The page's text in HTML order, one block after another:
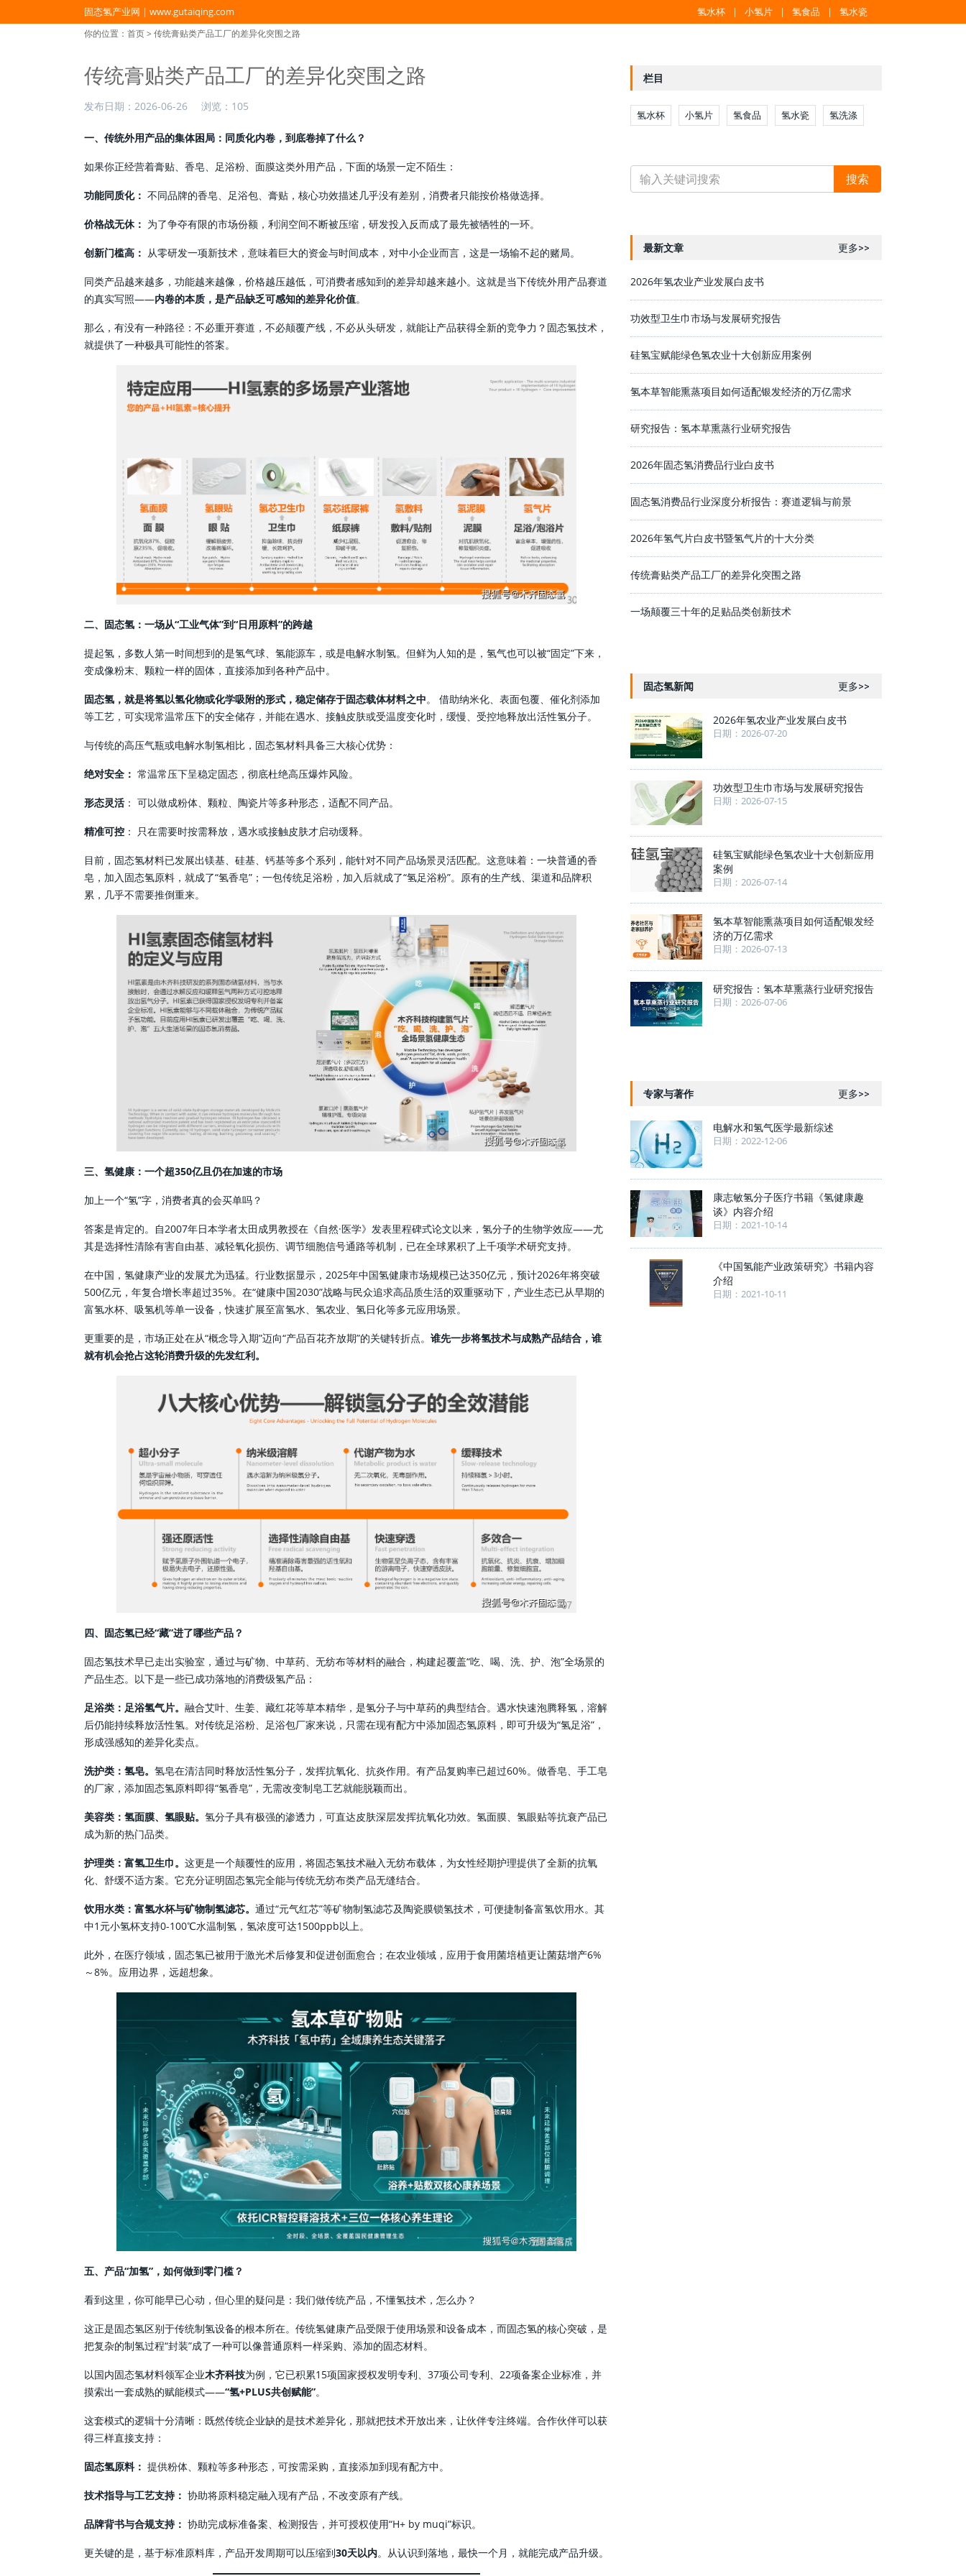
固态氢产业网 | www.gutaiqing.com 氢水杯 小氢片 氢食品 氢水瓷
你的位置： 首页> 传统膏贴类产品工厂的差异化突围之路
传统膏贴类产品工厂的差异化突围之路
发布日期： 2026-06-26 浏览： 105
一、传统外用产品的集体困局：同质化内卷，到底卷掉了什么？
如果你正经营着膏贴、香皂、足浴粉、面膜这类外用产品，下面的场景一定不陌生：
功能同质化： 不同品牌的香皂、足浴包、膏贴，核心功效描述几乎没有差别，消费者只能按价格做选择。
价格战无休： 为了争夺有限的市场份额，利润空间不断被压缩，研发投入反而成了最先被牺牲的一环。
创新门槛高： 从零研发一项新技术，意味着巨大的资金与时间成本，对中小企业而言，这是一场输不起的赌局。
同类产品越来越多，功能越来越像，价格越压越低，可消费者感知到的差异却越来越小。这就是当下传统外用产品赛道
的真实写照——内卷的本质，是产品缺乏可感知的差异化价值。
那么，有没有一种路径：不必重开赛道，不必颠覆产线，不必从头研发，就能让产品获得全新的竞争力？固态氢技术，
就提供了一种极具可能性的答案。
二、固态氢：一场从“工业气体”到“日用原料”的跨越
提起氢，多数人第一时间想到的是氢气球、氢能源车，或是电解水制氢。但鲜为人知的是，氢气也可以被“固定”下来，
变成像粉末、颗粒一样的固体，直接添加到各种产品中。
固态氢，就是将氢以氢化物或化学吸附的形式，稳定储存于固态载体材料之中。 借助纳米化、表面包覆、催化剂添加
等工艺，可实现常温常压下的安全储存，并能在遇水、接触皮肤或受温度变化时，缓慢、受控地释放出活性氢分子。
与传统的高压气瓶或电解水制氢相比，固态氢材料具备三大核心优势：
绝对安全： 常温常压下呈稳定固态，彻底杜绝高压爆炸风险。
形态灵活： 可以做成粉体、颗粒、陶瓷片等多种形态，适配不同产品。
精准可控 ： 只在需要时按需释放，遇水或接触皮肤才启动缓释。
目前，固态氢材料已发展出镁基、硅基、钙基等多个系列，能针对不同产品场景灵活匹配。这意味着：一块普通的香
皂，加入固态氢原料，就成了“氢香皂”；一包传统足浴粉，加入后就成了“氢足浴粉”。原有的生产线、渠道和品牌积
累，几乎不需要推倒重来。
三、氢健康：一个超350亿且仍在加速的市场
加上一个“氢”字，消费者真的会买单吗？
答案是肯定的。自2007年日本学者太田成男教授在《自然·医学》发表里程碑式论文以来，氢分子的生物学效应——尤
其是选择性清除有害自由基、减轻氧化损伤、调节细胞信号通路等机制，已在全球累积了上千项学术研究支持。
在中国，氢健康产业的发展尤为迅猛。行业数据显示，2025年中国氢健康市场规模已达350亿元，预计2026年将突破
500亿元，年复合增长率超过35%。在“健康中国2030”战略与民众追求高品质生活的双重驱动下，产业生态已从早期的
富氢水杯、吸氢机等单一设备，快速扩展至富氢水、氢农业、氢日化等多元应用场景。
更重要的是，市场正处在从“概念导入期”迈向“产品百花齐放期”的关键转折点。 谁先一步将氢技术与成熟产品结合，谁
就有机会抢占这轮消费升级的先发红利。
四、固态氢已经“藏”进了哪些产品？
固态氢技术早已走出实验室，通过与矿物、中草药、无纺布等材料的融合，构建起覆盖“吃、喝、洗、护、泡”全场景的
产品生态。以下是一些已成功落地的消费级氢产品：
足浴类：足浴氢气片。 融合艾叶、生姜、藏红花等草本精华，是氢分子与中草药的典型结合。遇水快速泡腾释氢，溶解
后仍能持续释放活性氢。对传统足浴粉、足浴包厂家来说，只需在现有配方中添加固态氢原料，即可升级为“氢足浴”，
形成强感知的差异化卖点。
洗护类：氢皂。 氢皂在清洁同时释放活性氢分子，发挥抗氧化、抗炎作用。有产品复购率已超过60%。做香皂、手工皂
的厂家，添加固态氢原料即得“氢香皂”，无需改变制皂工艺就能脱颖而出。
美容类：氢面膜、氢眼贴。 氢分子具有极强的渗透力，可直达皮肤深层发挥抗氧化功效。氢面膜、氢眼贴等抗衰产品已
成为新的热门品类。
护理类：富氢卫生巾。 这更是一个颠覆性的应用，将固态氢技术融入无纺布载体，为女性经期护理提供了全新的抗氧
化、舒缓不适方案。它充分证明固态氢完全能与传统无纺布类产品无缝结合。
饮用水类：富氢水杯与矿物制氢滤芯。 通过“元气红芯”等矿物制氢滤芯及陶瓷膜锁氢技术，可便捷制备富氢饮用水。其
中1元小氢杯支持0-100℃水温制氢，氢浓度可达1500ppb以上。
此外，在医疗领域，固态氢已被用于激光术后修复和促进创面愈合；在农业领域，应用于食用菌培植更让菌菇增产6%
～8%。应用边界，远超想象。
五、产品“加氢”，如何做到零门槛？
看到这里，你可能早已心动，但心里的疑问是：我们做传统产品，不懂氢技术，怎么办？
这正是固态氢区别于传统制氢设备的根本所在。传统氢健康产品受限于使用场景和设备成本，而固态氢的核心突破，是
把复杂的制氢过程“封装”成了一种可以像普通原料一样采购、添加的固态材料。
以国内固态氢材料领军企业木齐科技为例，它已积累15项国家授权发明专利、37项公司专利、22项备案企业标准，并
摸索出一套成熟的赋能模式——“氢+PLUS共创赋能”。
这套模式的逻辑十分清晰：既然传统企业缺的是技术差异化，那就把技术开放出来，让伙伴专注终端。合作伙伴可以获
得三样直接支持：
固态氢原料： 提供粉体、颗粒等多种形态，可按需采购，直接添加到现有配方中。
技术指导与工艺支持： 协助将原料稳定融入现有产品，不改变原有产线。
品牌背书与合规支持： 协助完成标准备案、检测报告，并可授权使用“H+ by muqi”标识。
更关键的是，基于标准原料库，产品开发周期可以压缩到30天以内。从认识到落地，最快一个月，就能完成产品升级。
栏目
氢水杯 小氢片 氢食品 氢水瓷 氢洗涤
最新文章 更多>>
2026年氢农业产业发展白皮书
功效型卫生巾市场与发展研究报告
硅氢宝赋能绿色氢农业十大创新应用案例
氢本草智能熏蒸项目如何适配银发经济的万亿需求
研究报告：氢本草熏蒸行业研究报告
2026年固态氢消费品行业白皮书
固态氢消费品行业深度分析报告：赛道逻辑与前景
2026年氢气片白皮书暨氢气片的十大分类
传统膏贴类产品工厂的差异化突围之路
一场颠覆三十年的足贴品类创新技术
固态氢新闻 更多>>
2026年氢农业产业发展白皮书
日期：2026-07-20
功效型卫生巾市场与发展研究报告
日期：2026-07-15
硅氢宝赋能绿色氢农业十大创新应用
案例
日期：2026-07-14
氢本草智能熏蒸项目如何适配银发经
济的万亿需求
日期：2026-07-13
研究报告：氢本草熏蒸行业研究报告
日期：2026-07-06
专家与著作 更多>>
电解水和氢气医学最新综述
日期：2022-12-06
康志敏氢分子医疗书籍《氢健康趣
谈》内容介绍
日期：2021-10-14
《中国氢能产业政策研究》书籍内容
介绍
日期：2021-10-11